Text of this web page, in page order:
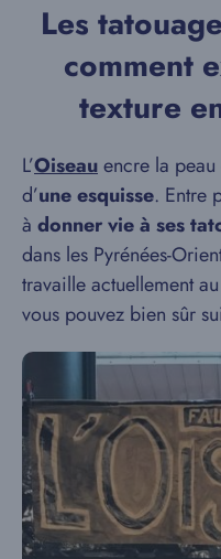
Les
comment
texture
L’Oiseauencre la
d’une esquisse. Entre
à donner vie à ses
dans les Pyrénées-
travaille actuellement au
vous pouvez bien sûr